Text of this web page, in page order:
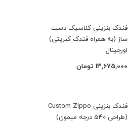
فندک بنزینی کلاسیک دست
ساز (به همراه فندک کبریتی)
اورجینال
13,675,000 تومان
فندک بنزینی Custom Zippo
(طراحی 540 درجه میمون)